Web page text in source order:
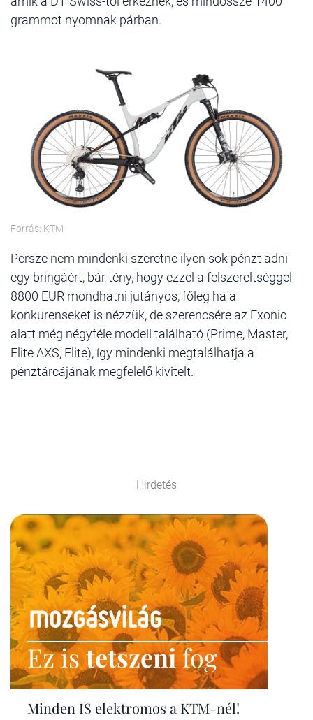
grammot nyomnak párban.
Forrás: KTM
Persze nem mindenki szeretne ilyen sok pénzt adni
egy bringáért, bár tény, hogy ezzel a felszereltséggel
8800 EUR mondhatni jutányos, főleg ha a
konkurenseket is nézzük, de szerencsére az Exonic
alatt még négyféle modell található (Prime, Master,
Elite AXS, Elite), így mindenki megtalálhatja a
pénztárcájának megfelelő kivitelt.
Hirdetés
Ez istetszenifog
Minden IS elektromos a KTM-nél!